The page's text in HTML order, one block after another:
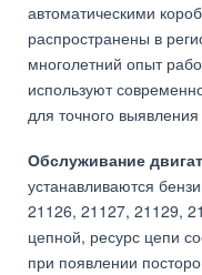
автоматическими
распространены в
многолетний опыт
используют
для точного
Обслуживание
устанавливаются
21126, 21127, 21129,
цепной, ресурс цепи
при появлении